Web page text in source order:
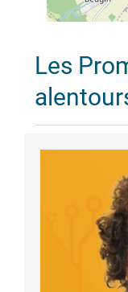
Les